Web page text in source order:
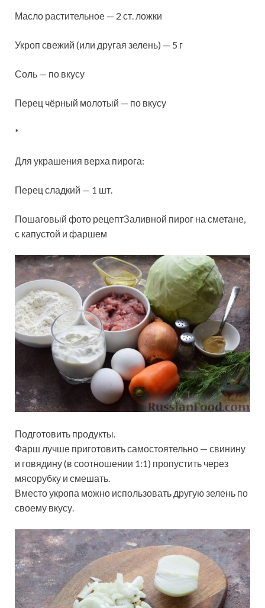
Масло растительное — 2 ст. ложки
Укроп свежий (или другая зелень) — 5 г
Соль — по вкусу
Перец чёрный молотый — по вкусу
*
Для украшения верха пирога:
Перец сладкий — 1 шт.
Пошаговый фото рецептЗаливной пирог на сметане,
с капустой и фаршем
Подготовить продукты.
Фарш лучше приготовить самостоятельно — свинину
и говядину (в соотношении 1:1) пропустить через
мясорубку и смешать.
Вместо укропа можно использовать другую зелень по
своему вкусу.